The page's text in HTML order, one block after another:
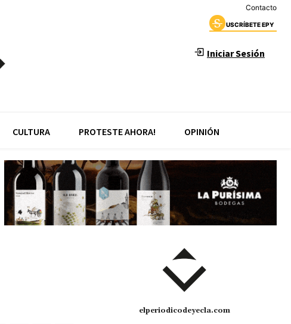
Contacto
USCRÍBETE EPY
Iniciar Sesión
CULTURA PROTESTE AHORA! OPINIÓN
elperiodicodeyecla.com